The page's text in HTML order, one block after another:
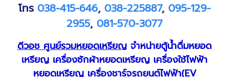
โทร 038-415-646, 038-225887, 095-129-
2955, 081-570-3077
ดีวอช ศูนย์รวมหยอดเหรียญ จำหน่ายตู้น้ำดื่มหยอด
เหรียญ เครื่องซักผ้าหยอดเหรียญ เครื่องใช้ไฟฟ้า
หยอดเหรียญ เครื่องชาร์จรถยนต์ไฟฟ้า(EV